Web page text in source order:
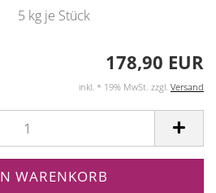
5 kg je Stück
178,90 EUR
inkl. * 19% MwSt. zzgl. Versand